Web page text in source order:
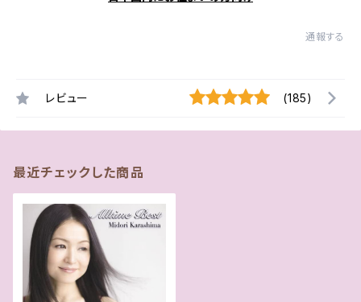
通報する
レビュー (185)
最近チェックした商品